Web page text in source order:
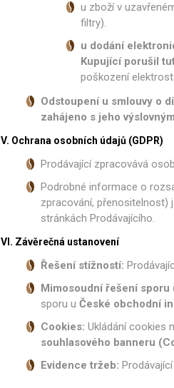
u zboží v
filtry).
u dodání
Kupující porušil
poškození
Odstoupení u smlouvy o
zahájeno s jeho
V. Ochrana osobních údajů (GDPR)
Prodávající zpracovává
Podrobné informace o
zpracování, přenositelnost)
stránkách Prodávajícího.
VI. Závěrečná ustanovení
Řešení stížností:
Mimosoudní řešení sporu
sporu u České obchodní
Cookies: Ukládání cookies
souhlasového banneru
Evidence tržeb: